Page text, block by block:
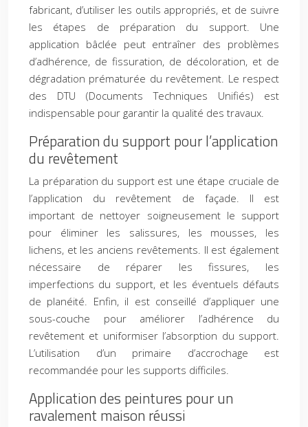
fabricant, d’utiliser les outils appropriés, et de suivre
les étapes de préparation du support. Une
application bâclée peut entraîner des problèmes
d’adhérence, de fissuration, de décoloration, et de
dégradation prématurée du revêtement. Le respect
des DTU (Documents Techniques Unifiés) est
indispensable pour garantir la qualité des travaux.
Préparation du support pour l’application
du revêtement
La préparation du support est une étape cruciale de
l’application du revêtement de façade. Il est
important de nettoyer soigneusement le support
pour éliminer les salissures, les mousses, les
lichens, et les anciens revêtements. Il est également
nécessaire de réparer les fissures, les
imperfections du support, et les éventuels défauts
de planéité. Enfin, il est conseillé d’appliquer une
sous-couche pour améliorer l’adhérence du
revêtement et uniformiser l’absorption du support.
L’utilisation d’un primaire d’accrochage est
recommandée pour les supports difficiles.
Application des peintures pour un
ravalement maison réussi